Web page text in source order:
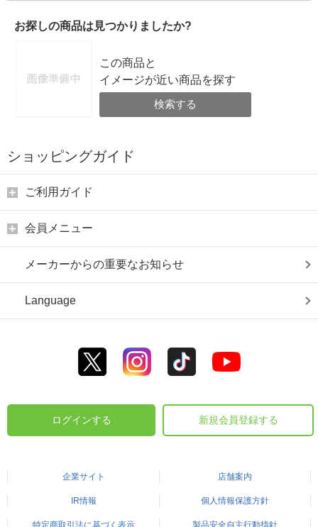
お探しの商品は見つかりましたか?
この商品と
イメージが近い商品を探す
検索する
ショッピングガイド
ご利用ガイド
会員メニュー
メーカーからの重要なお知らせ
Language
ログインする 新規会員登録する
企業サイト 店舗案内
IR情報 個人情報保護方針
特定商取引法に基づく表示 製品安全自主行動指針